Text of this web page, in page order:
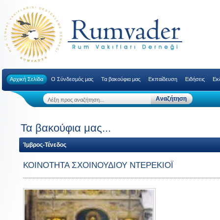
Αρχική Σελίδα Ο Σύνδεσμός μας Τα βακούφια μας Εκπαίδευση Ειδήσεις
Τα βακούφια μας...
Ίμβρος-Τένεδος
ΚΟΙΝΟΤΗΤΑ ΣΧΟΙΝΟΥΔΙΟΥ ΝΤΕΡΕΚΙΟΪ